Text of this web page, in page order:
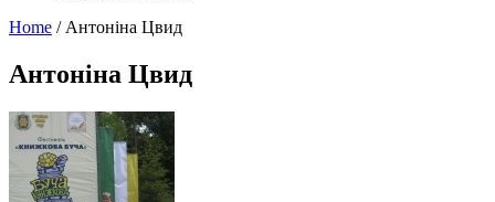
Home / Антоніна Цвид
Антоніна Цвид